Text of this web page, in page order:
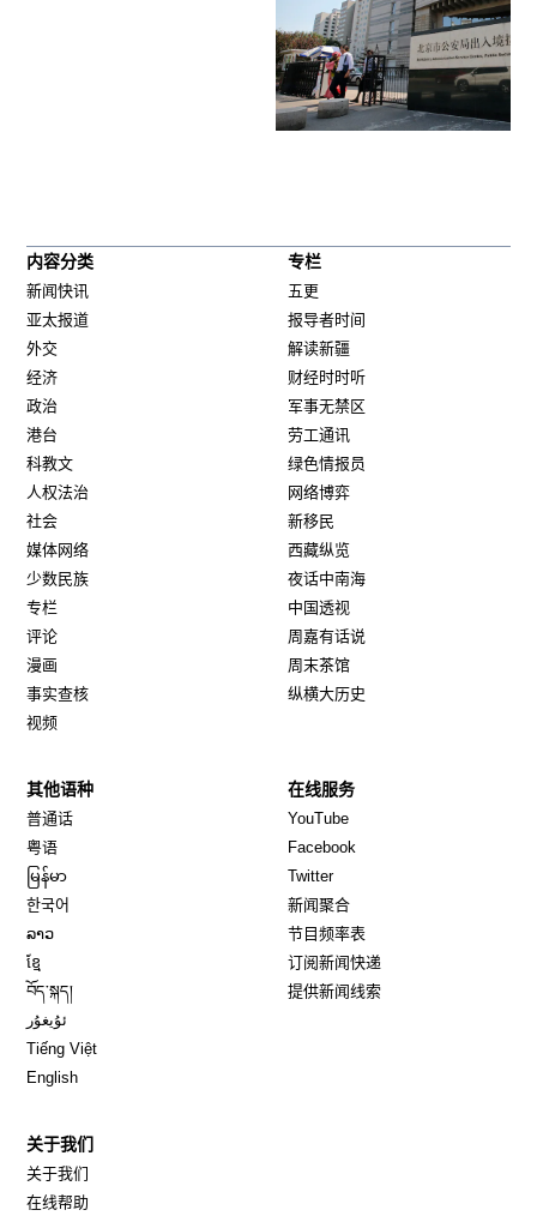
内容分类
新闻快讯
亚太报道
外交
经济
政治
港台
科教文
人权法治
社会
媒体网络
少数民族
专栏
评论
漫画
事实查核
视频
专栏
五更
报导者时间
解读新疆
财经时时听
军事无禁区
劳工通讯
绿色情报员
网络博弈
新移民
西藏纵览
夜话中南海
中国透视
周嘉有话说
周末茶馆
纵横大历史
其他语种
普通话
粤语
မြန်မာ
한국어
ລາວ
ខ្មែ
བོད་སྐད།
ئۇيغۇر
Tiếng Việt
English
在线服务
YouTube
Facebook
TwitterOpens in new window
新闻聚合
节目频率表
订阅新闻快递
提供新闻线索
关于我们
关于我们
在线帮助